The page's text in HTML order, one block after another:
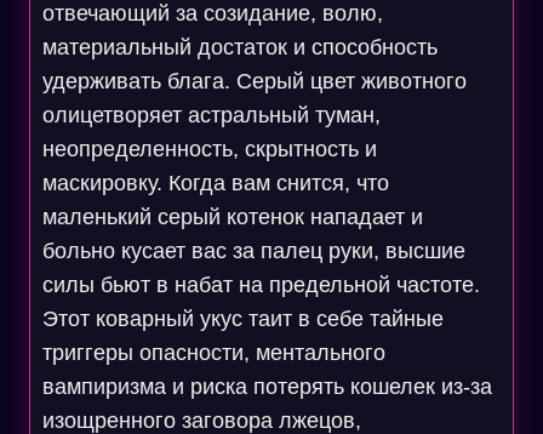
отвечающий за созидание, волю,
материальный достаток и способность
удерживать блага. Серый цвет животного
олицетворяет астральный туман,
неопределенность, скрытность и
маскировку. Когда вам снится, что
маленький серый котенок нападает и
больно кусает вас за палец руки, высшие
силы бьют в набат на предельной частоте.
Этот коварный укус таит в себе тайные
триггеры опасности, ментального
вампиризма и риска потерять кошелек из-за
изощренного заговора лжецов,